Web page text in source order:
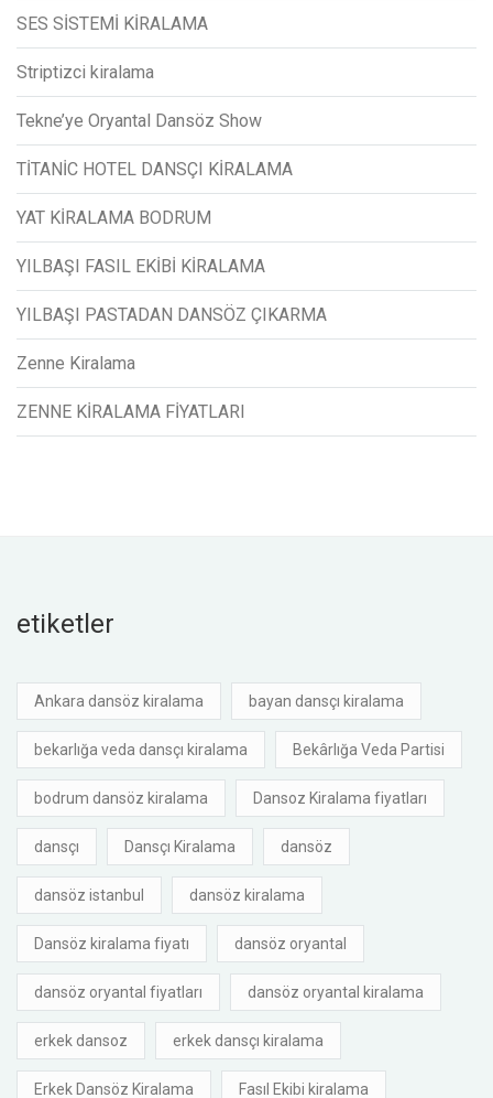
SES SİSTEMİ KİRALAMA
Striptizci kiralama
Tekne’ye Oryantal Dansöz Show
TİTANİC HOTEL DANSÇI KİRALAMA
YAT KİRALAMA BODRUM
YILBAŞI FASIL EKİBİ KİRALAMA
YILBAŞI PASTADAN DANSÖZ ÇIKARMA
Zenne Kiralama
ZENNE KİRALAMA FİYATLARI
etiketler
Ankara dansöz kiralama bayan dansçı kiralama
bekarlığa veda dansçı kiralama Bekârlığa Veda Partisi
bodrum dansöz kiralama Dansoz Kiralama fiyatları
dansçı Dansçı Kiralama dansöz
dansöz istanbul dansöz kiralama
Dansöz kiralama fiyatı dansöz oryantal
dansöz oryantal fiyatları dansöz oryantal kiralama
erkek dansoz erkek dansçı kiralama
Erkek Dansöz Kiralama Fasıl Ekibi kiralama